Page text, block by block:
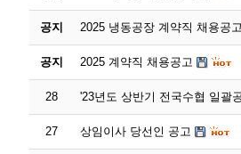
공지 2025 냉동공장 계약직 채용공
공지 2025 계약직 채용공고
28 '23년도 상반기 전국수협 일괄
27 상임이사 당선인 공고